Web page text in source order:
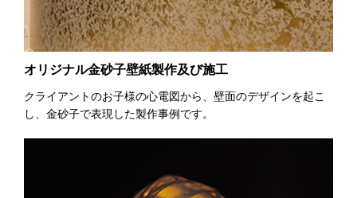
オリジナル金砂子壁紙製作及び施工
クライアントのお子様の心電図から、壁面のデザインを起こ
し、金砂子で表現した製作事例です。